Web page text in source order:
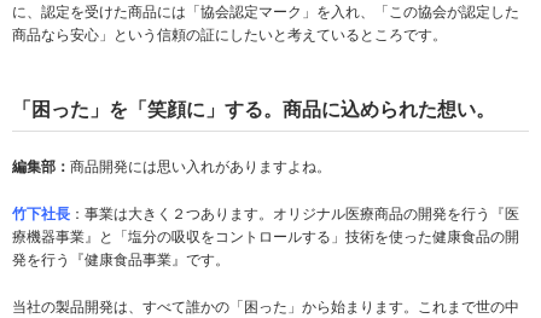
に、認定を受けた商品には「協会認定マーク」を入れ、「この協会が認定した
商品なら安心」という信頼の証にしたいと考えているところです。
「困った」を「笑顔に」する。商品に込められた想い。
編集部： 商品開発には思い入れがありますよね。
竹下社長 ：事業は大きく２つあります。オリジナル医療商品の開発を行う『医
療機器事業』と「塩分の吸収をコントロールする」技術を使った健康食品の開
発を行う『健康食品事業』です。
当社の製品開発は、すべて誰かの「困った」から始まります。これまで世の中